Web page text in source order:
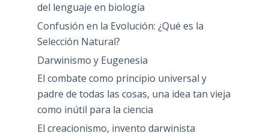
del lenguaje en biología
Confusión en la Evolución: ¿Qué es la
Selección Natural?
Darwinismo y Eugenesia
El combate como principio universal y
padre de todas las cosas, una idea tan vieja
como inútil para la ciencia
El creacionismo, invento darwinista